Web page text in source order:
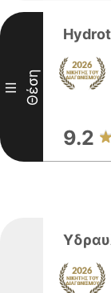
III Θέση
9.2